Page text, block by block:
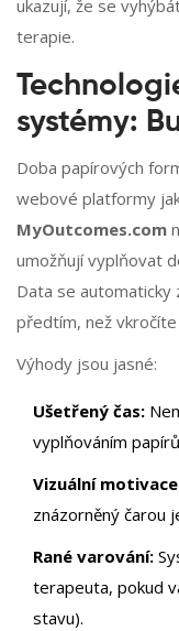
ukazují, že se
terapie.
systémy:
Doba papírových
webové platformy
MyOutcomes.com
umožňují vyplňovat
Data se
předtím, než
Výhody jsou jasné:
Ušetřený čas:
vyplňováním
Vizuální
znázorněný čarou
Rané varování:
terapeuta, pokud
stavu).